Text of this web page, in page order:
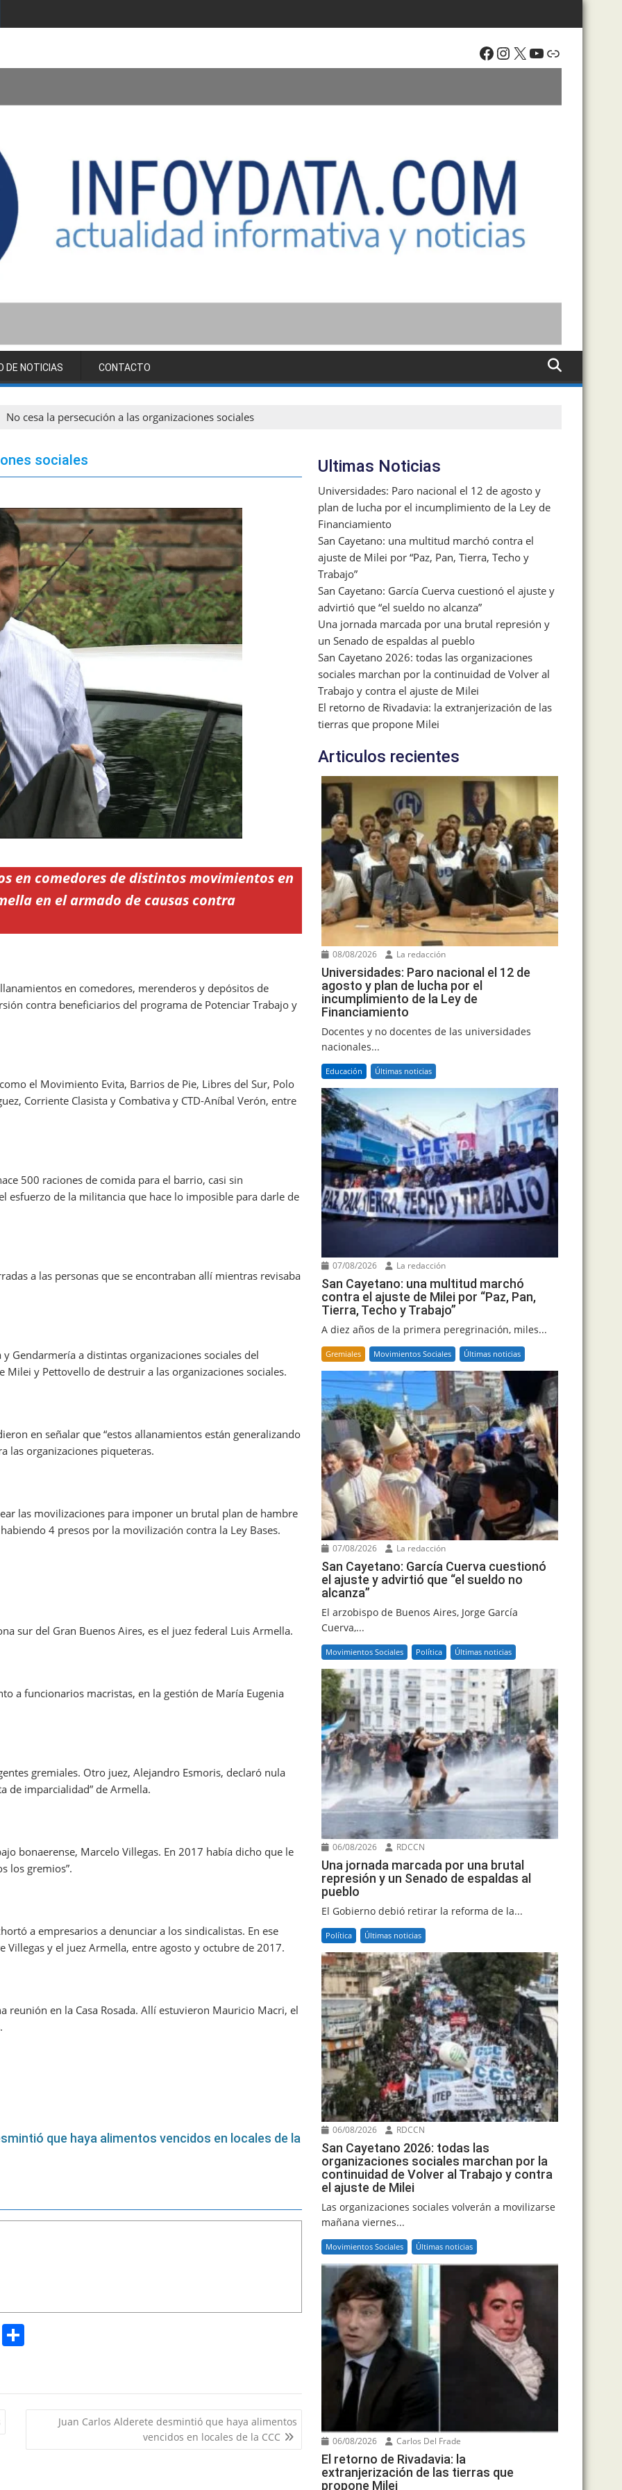
Facebook
Instagram
X YouTube
Enlace
DE NOTICIAS CONTACTO
No cesa la persecución a las organizaciones sociales
sociales
en comedores de distintos movimientos en
en el armado de causas contra
en comedores, merenderos y depósitos de
contra beneficiarios del programa de Potenciar Trabajo y
el Movimiento Evita, Barrios de Pie, Libres del Sur, Polo
Corriente Clasista y Combativa y CTD-Aníbal Verón, entre
500 raciones de comida para el barrio, casi sin
esfuerzo de la militancia que hace lo imposible para darle de
a las personas que se encontraban allí mientras revisaba
Gendarmería a distintas organizaciones sociales del
y Pettovello de destruir a las organizaciones sociales.
en señalar que “estos allanamientos están generalizando
las organizaciones piqueteras.
las movilizaciones para imponer un brutal plan de hambre
4 presos por la movilización contra la Ley Bases.
sur del Gran Buenos Aires, es el juez federal Luis Armella.
a funcionarios macristas, en la gestión de María Eugenia
gremiales. Otro juez, Alejandro Esmoris, declaró nula
de imparcialidad” de Armella.
bonaerense, Marcelo Villegas. En 2017 había dicho que le
los gremios”.
a empresarios a denunciar a los sindicalistas. En ese
y el juez Armella, entre agosto y octubre de 2017.
reunión en la Casa Rosada. Allí estuvieron Mauricio Macri, el
que haya alimentos vencidos en locales de la
Pr
e
Juan Carlos Alderete desmintió que haya alimentos
vencidos en locales de la CCC
Ultimas Noticias
Universidades: Paro nacional el 12 de agosto y
plan de lucha por el incumplimiento de la Ley de
Financiamiento
San Cayetano: una multitud marchó contra el
ajuste de Milei por “Paz, Pan, Tierra, Techo y
Trabajo”
San Cayetano: García Cuerva cuestionó el ajuste y
advirtió que “el sueldo no alcanza”
Una jornada marcada por una brutal represión y
un Senado de espaldas al pueblo
San Cayetano 2026: todas las organizaciones
sociales marchan por la continuidad de Volver al
Trabajo y contra el ajuste de Milei
El retorno de Rivadavia: la extranjerización de las
tierras que propone Milei
Articulos recientes
08/08/2026 La redacción
Universidades: Paro nacional el 12 de
agosto y plan de lucha por el
incumplimiento de la Ley de
Financiamiento
Docentes y no docentes de las universidades
nacionales...
Educación Últimas noticias
07/08/2026 La redacción
San Cayetano: una multitud marchó
contra el ajuste de Milei por “Paz, Pan,
Tierra, Techo y Trabajo”
A diez años de la primera peregrinación, miles...
Gremiales Movimientos Sociales Últimas noticias
07/08/2026 La redacción
San Cayetano: García Cuerva cuestionó
el ajuste y advirtió que “el sueldo no
alcanza”
El arzobispo de Buenos Aires, Jorge García
Cuerva,...
Movimientos Sociales Política Últimas noticias
06/08/2026 RDCCN
Una jornada marcada por una brutal
represión y un Senado de espaldas al
pueblo
El Gobierno debió retirar la reforma de la...
Política Últimas noticias
06/08/2026 RDCCN
San Cayetano 2026: todas las
organizaciones sociales marchan por la
continuidad de Volver al Trabajo y contra
el ajuste de Milei
Las organizaciones sociales volverán a movilizarse
mañana viernes...
Movimientos Sociales Últimas noticias
06/08/2026 Carlos Del Frade
El retorno de Rivadavia: la
extranjerización de las tierras que
propone Milei